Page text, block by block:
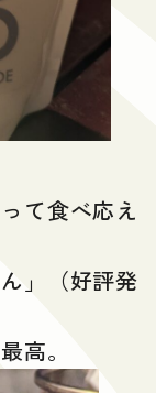
て食べ応え
」（好評発
高。